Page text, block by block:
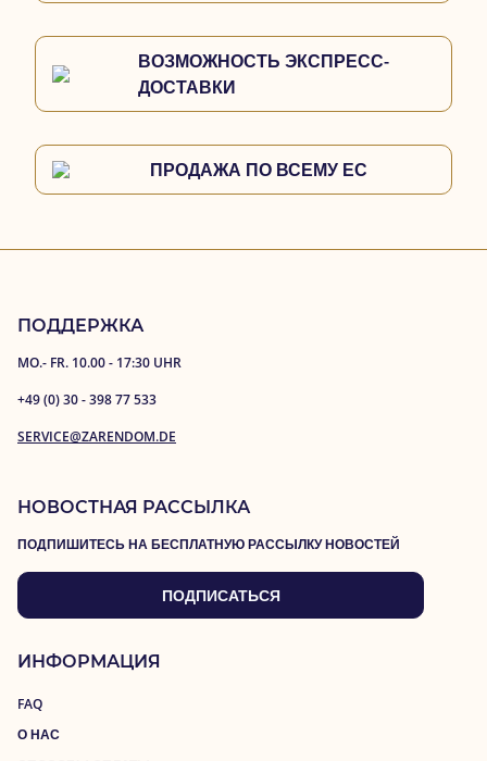
ВОЗМОЖНОСТЬ ЭКСПРЕСС-
ДОСТАВКИ
ПРОДАЖА ПО ВСЕМУ ЕС
ПОДДЕРЖКА
MO.- FR. 10.00 - 17:30 UHR
+49 (0) 30 - 398 77 533
SERVICE@ZARENDOM.DE
НОВОСТНАЯ РАССЫЛКА
ПОДПИШИТЕСЬ НА БЕСПЛАТНУЮ РАССЫЛКУ НОВОСТЕЙ
ПОДПИСАТЬСЯ
ИНФОРМАЦИЯ
FAQ
О НАС